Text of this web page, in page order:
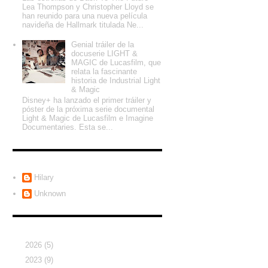
Lea Thompson y Christopher Lloyd se
han reunido para una nueva película
navideña de Hallmark titulada Ne...
Genial tráiler de la
docuserie LIGHT &
MAGIC de Lucasfilm, que
relata la fascinante
historia de Industrial Light
& Magic
Disney+ ha lanzado el primer tráiler y
póster de la próxima serie documental
Light & Magic de Lucasfilm e Imagine
Documentaries. Esta se...
Hilary
Unknown
2026 (5)
2023 (9)